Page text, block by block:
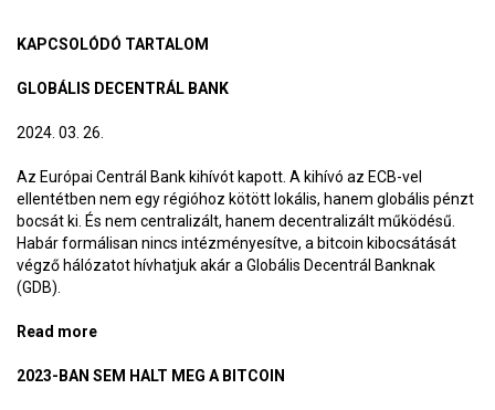
KAPCSOLÓDÓ TARTALOM
GLOBÁLIS DECENTRÁL BANK
2024. 03. 26.
Az Európai Centrál Bank kihívót kapott. A kihívó az ECB-vel
ellentétben nem egy régióhoz kötött lokális, hanem globális pénzt
bocsát ki. És nem centralizált, hanem decentralizált működésű.
Habár formálisan nincs intézményesítve, a bitcoin kibocsátását
végző hálózatot hívhatjuk akár a Globális Decentrál Banknak
(GDB).
Read more
2023-BAN SEM HALT MEG A BITCOIN